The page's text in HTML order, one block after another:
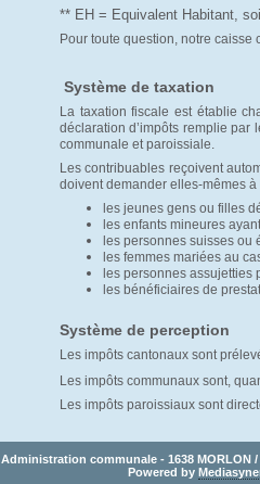
** EH = Equivalent Habitant,
Pour toute question, notre caisse
Système de taxation
La taxation fiscale est établie
déclaration d’impôts remplie par
communale et paroissiale.
Les contribuables reçoivent
doivent demander elles-mêmes
les jeunes gens ou filles
les enfants mineures
les personnes suisses ou
les femmes mariées au
les personnes assujetties
les bénéficiaires de
Système de perception
Les impôts cantonaux sont
Les impôts communaux sont,
Les impôts paroissiaux sont
Administration communale - 1638 MORLON /
Powered by